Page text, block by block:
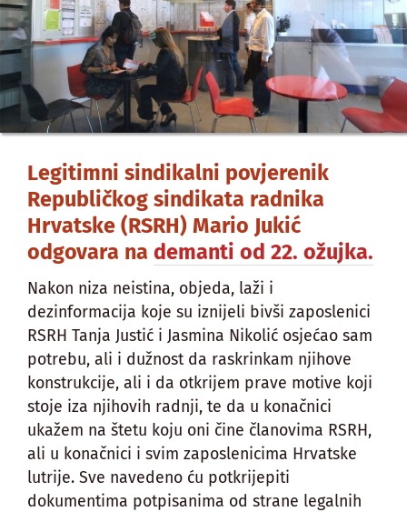
Legitimni sindikalni povjerenik
Republičkog sindikata radnika
Hrvatske (RSRH) Mario Jukić
odgovara na demanti od 22. ožujka.
Nakon niza neistina, objeda, laži i
dezinformacija koje su iznijeli bivši zaposlenici
RSRH Tanja Justić i Jasmina Nikolić osjećao sam
potrebu, ali i dužnost da raskrinkam njihove
konstrukcije, ali i da otkrijem prave motive koji
stoje iza njihovih radnji, te da u konačnici
ukažem na štetu koju oni čine članovima RSRH,
ali u konačnici i svim zaposlenicima Hrvatske
lutrije. Sve navedeno ću potkrijepiti
dokumentima potpisanima od strane legalnih